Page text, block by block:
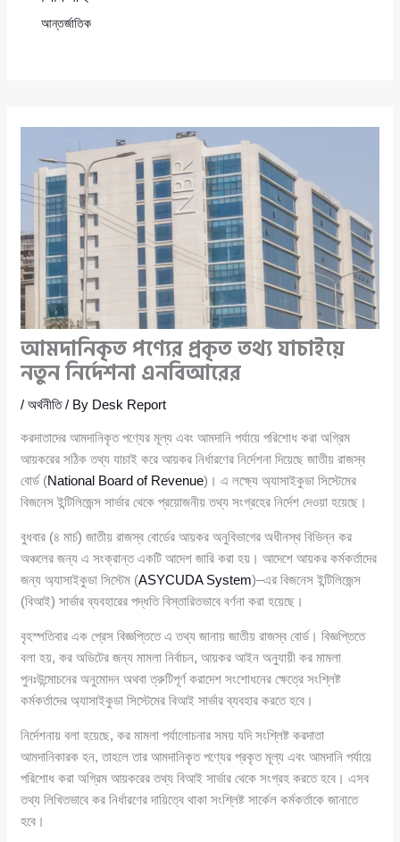
আন্তর্জাতিক
আমদানিকৃত পণ্যের প্রকৃত তথ্য যাচাইয়ে
নতুন নির্দেশনা এনবিআরের
/অর্থনীতি/ By Desk Report
করদাতাদের আমদানিকৃত পণ্যের মূল্য এবং আমদানি পর্যায়ে পরিশোধ করা অগ্রিম
আয়করের সঠিক তথ্য যাচাই করে আয়কর নির্ধারণের নির্দেশনা দিয়েছে জাতীয় রাজস্ব
বোর্ড (National Board of Revenue)। এ লক্ষ্যে অ্যাসাইকুডা সিস্টেমের
বিজনেস ইন্টিলিজেন্স সার্ভার থেকে প্রয়োজনীয় তথ্য সংগ্রহের নির্দেশ দেওয়া হয়েছে।
বুধবার (৪ মার্চ) জাতীয় রাজস্ব বোর্ডের আয়কর অনুবিভাগের অধীনস্থ বিভিন্ন কর
অঞ্চলের জন্য এ সংক্রান্ত একটি আদেশ জারি করা হয়। আদেশে আয়কর কর্মকর্তাদের
জন্য অ্যাসাইকুডা সিস্টেম (ASYCUDA System)–এর বিজনেস ইন্টিলিজেন্স
(বিআই) সার্ভার ব্যবহারের পদ্ধতি বিস্তারিতভাবে বর্ণনা করা হয়েছে।
বৃহস্পতিবার এক প্রেস বিজ্ঞপ্তিতে এ তথ্য জানায় জাতীয় রাজস্ব বোর্ড। বিজ্ঞপ্তিতে
বলা হয়, কর অডিটের জন্য মামলা নির্বাচন, আয়কর আইন অনুযায়ী কর মামলা
পুনঃউন্মোচনের অনুমোদন অথবা ত্রুটিপূর্ণ করাদেশ সংশোধনের ক্ষেত্রে সংশ্লিষ্ট
কর্মকর্তাদের অ্যাসাইকুডা সিস্টেমের বিআই সার্ভার ব্যবহার করতে হবে।
নির্দেশনায় বলা হয়েছে, কর মামলা পর্যালোচনার সময় যদি সংশ্লিষ্ট করদাতা
আমদানিকারক হন, তাহলে তার আমদানিকৃত পণ্যের প্রকৃত মূল্য এবং আমদানি পর্যায়ে
পরিশোধ করা অগ্রিম আয়করের তথ্য বিআই সার্ভার থেকে সংগ্রহ করতে হবে। এসব
তথ্য লিখিতভাবে কর নির্ধারণের দায়িত্বে থাকা সংশ্লিষ্ট সার্কেল কর্মকর্তাকে জানাতে
হবে।